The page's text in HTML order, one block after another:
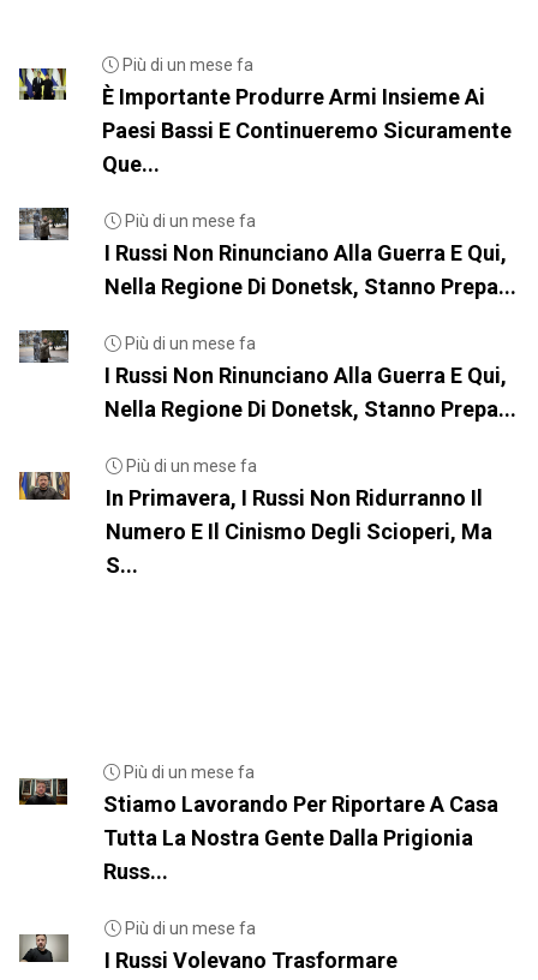
Più di un mese fa
È Importante Produrre Armi Insieme Ai
Paesi Bassi E Continueremo Sicuramente
Que...
Più di un mese fa
I Russi Non Rinunciano Alla Guerra E Qui,
Nella Regione Di Donetsk, Stanno Prepa...
Più di un mese fa
I Russi Non Rinunciano Alla Guerra E Qui,
Nella Regione Di Donetsk, Stanno Prepa...
Più di un mese fa
In Primavera, I Russi Non Ridurranno Il
Numero E Il Cinismo Degli Scioperi, Ma
S...
Più di un mese fa
Stiamo Lavorando Per Riportare A Casa
Tutta La Nostra Gente Dalla Prigionia
Russ...
Più di un mese fa
I Russi Volevano Trasformare